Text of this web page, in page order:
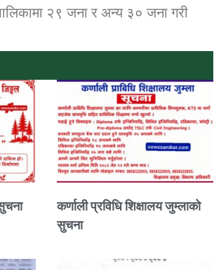
२९ जना र अन्य ३० जना गरी
कर्णाली प्रविधि शिक्षालय जुम्लाको
सुचना